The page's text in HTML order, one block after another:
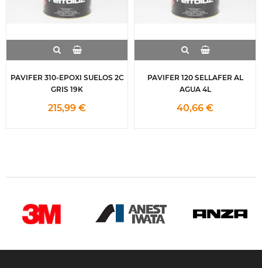
PAVIFER 310-EPOXI SUELOS 2C
GRIS 19K
215,99 €
PAVIFER 120 SELLAFER AL
AGUA 4L
40,66 €